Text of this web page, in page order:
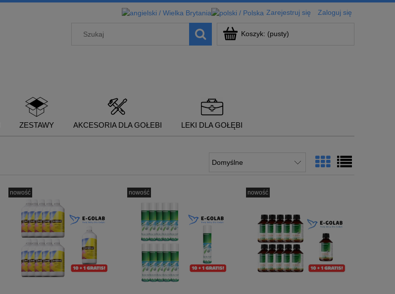
Zarejestruj się Zaloguj się
Koszyk: (pusty)
ZESTAWY AKCESORIA DLA GOŁEBI LEKI DLA GOŁĘBI
nowość nowość nowość